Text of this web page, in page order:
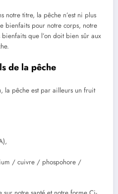
notre titre, la pêche n’est ni plus
bienfaits pour notre corps, notre
que l’on doit bien sûr aux
de la pêche
la pêche est par ailleurs un fruit
/ cuivre / phospohore /